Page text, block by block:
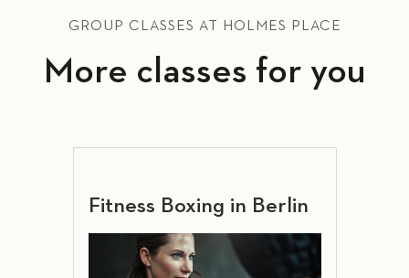
GROUP CLASSES AT HOLMES PLACE
More classes for you
Fitness Boxing in Berlin